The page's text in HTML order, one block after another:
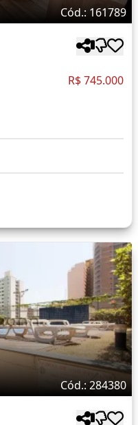
Cód.: 161789
R$ 745.000
Cód.: 284380